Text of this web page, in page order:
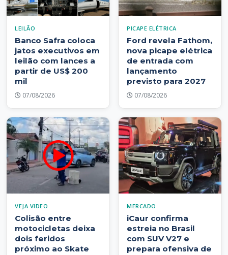
LEILÃO
Banco Safra coloca
jatos executivos em
leilão com lances a
partir de US$ 200
mil
07/08/2026
PICAPE ELÉTRICA
Ford revela Fathom,
nova picape elétrica
de entrada com
lançamento
previsto para 2027
07/08/2026
VEJA VIDEO
Colisão entre
motocicletas deixa
dois feridos
próximo ao Skate
MERCADO
iCaur confirma
estreia no Brasil
com SUV V27 e
prepara ofensiva de